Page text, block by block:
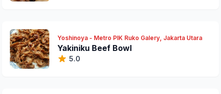
Yoshinoya - Metro PIK Ruko Galery, Jakarta Utara
Yakiniku Beef Bowl
5.0